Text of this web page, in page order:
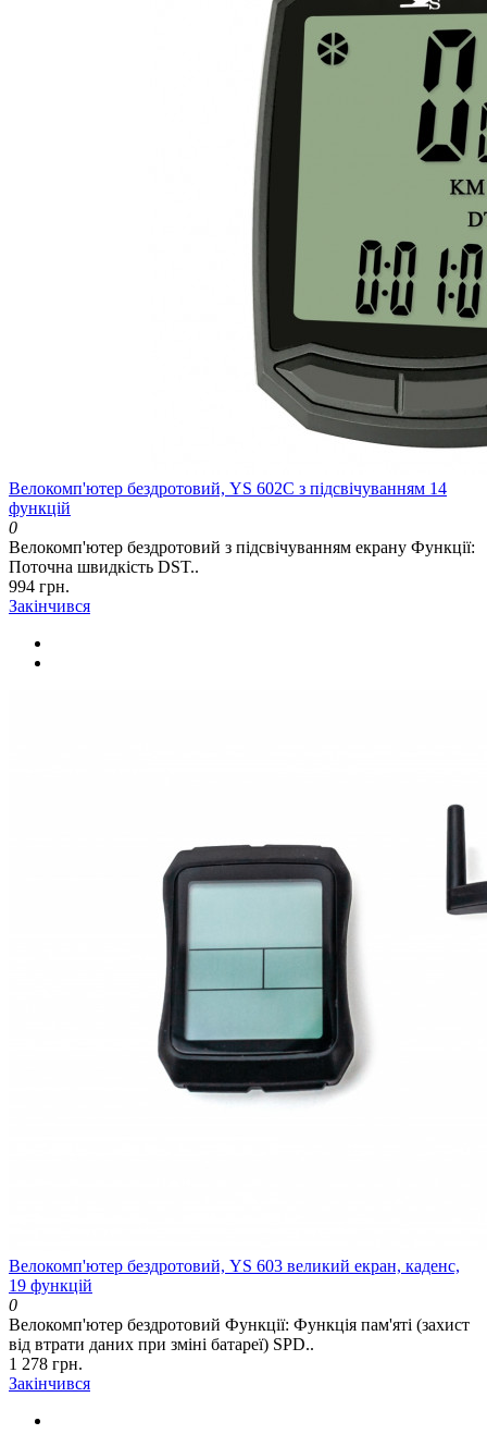
Велокомп'ютер бездротовий, YS 602C з підсвічуванням 14
функцій
0
Велокомп'ютер бездротовий з підсвічуванням екрану Функції:
Поточна швидкість DST..
994 грн.
Закінчився
Велокомп'ютер бездротовий, YS 603 великий екран, каденс,
19 функцій
0
Велокомп'ютер бездротовий Функції: Функція пам'яті (захист
від втрати даних при зміні батареї) SPD..
1 278 грн.
Закінчився